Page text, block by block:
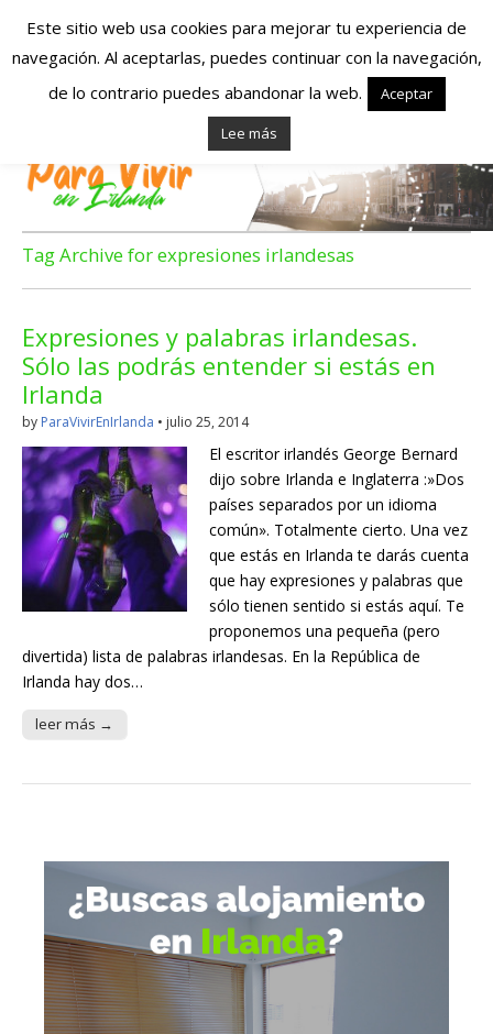
Españoles en
Irlanda – Vivir en
Irlanda – Trabajo
en Irlanda –
Alojamiento en
Irlanda
Blog dedicado a los que viven, estudian y trabajan en
Irlanda!
Tag Archive for expresiones irlandesas
Expresiones y palabras irlandesas.
Sólo las podrás entender si estás en
Irlanda
by ParaVivirEnIrlanda • julio 25, 2014
El escritor irlandés George Bernard
dijo sobre Irlanda e Inglaterra :»Dos
países separados por un idioma
común». Totalmente cierto. Una vez
que estás en Irlanda te darás cuenta
que hay expresiones y palabras que
sólo tienen sentido si estás aquí. Te
proponemos una pequeña (pero
divertida) lista de palabras irlandesas. En la República de
Irlanda hay dos…
leer más →
Este sitio web usa cookies para mejorar tu experiencia de
navegación. Al aceptarlas, puedes continuar con la navegación,
de lo contrario puedes abandonar la web.
Aceptar
Lee más